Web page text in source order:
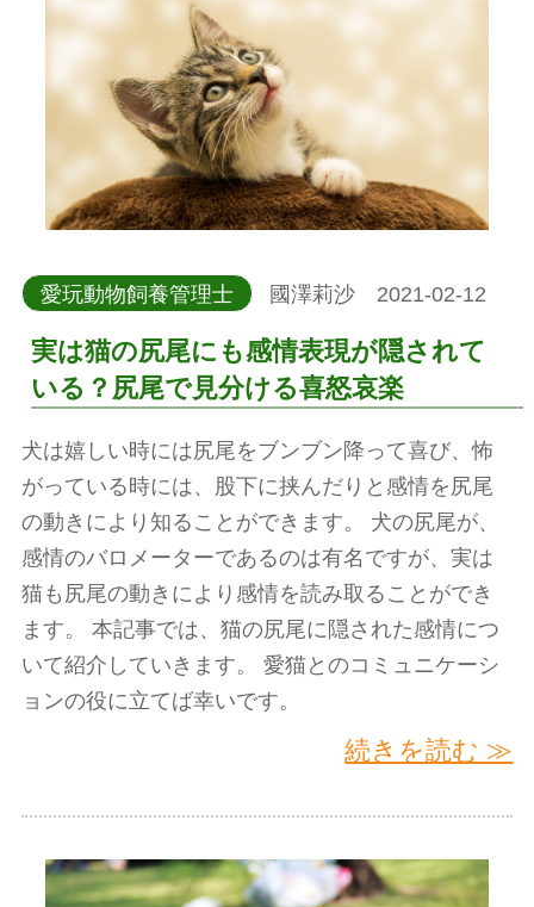
愛玩動物飼養管理士 國澤莉沙 2021-02-12
実は猫の尻尾にも感情表現が隠されて
いる？尻尾で見分ける喜怒哀楽
犬は嬉しい時には尻尾をブンブン降って喜び、怖
がっている時には、股下に挟んだりと感情を尻尾
の動きにより知ることができます。 犬の尻尾が、
感情のバロメーターであるのは有名ですが、実は
猫も尻尾の動きにより感情を読み取ることができ
ます。 本記事では、猫の尻尾に隠された感情につ
いて紹介していきます。 愛猫とのコミュニケーシ
ョンの役に立てば幸いです。
続きを読む ≫